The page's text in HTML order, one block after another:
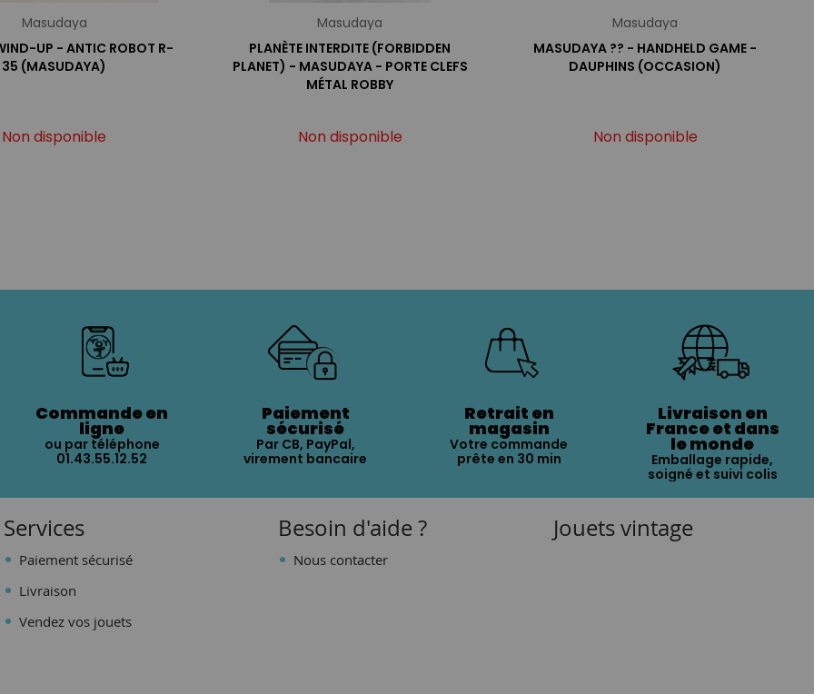
Masudaya
UP - ANTIC ROBOT R-
35 (MASUDAYA)
Non disponible
Masudaya
PLANÈTE INTERDITE (FORBIDDEN
PLANET) - MASUDAYA - PORTE CLEFS
MÉTAL ROBBY
Non disponible
Masudaya
MASUDAYA ?? - HANDHELD GAME -
DAUPHINS (OCCASION)
Non disponible
Commande en
ligne
ou par téléphone
01.43.55.12.52
Paiement
sécurisé
Par CB, PayPal,
virement bancaire
Retrait en
magasin
Votre commande
prête en 30 min
Livraison en
France et dans
le monde
Emballage rapide,
soigné et suivi colis
Services
Paiement sécurisé
Livraison
Vendez vos jouets
Besoin d'aide ?
Nous contacter
Jouets vintage